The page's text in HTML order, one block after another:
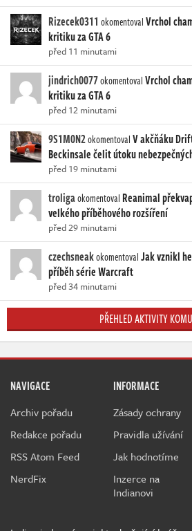
Rizecek0311 okomentovalVrchol
kritiku za GTA 6
před 11 minutami
jindrich0077okomentovalVrchol
kritiku za GTA 6
před 12 minutami
9S1M0N2okomentovalV akčňáku
Beckinsale čelit útoku
před 19 minutami
troligaokomentoval Reanimal
velkého příběhového rozšíření
před 29 minutami
czechsneakokomentovalJak vznikl
příběh série Warcraft
před 34 minutami
PŘEHLED AKTIVITY
NAVIGACE
Archiv pořadu
Redakce pořadu
RSS Atom Feed
NerdFix
INFORMACE
Zásady ochrany
Pravidla užívání
Jak hodnotíme
Inzerce na
Indianovi